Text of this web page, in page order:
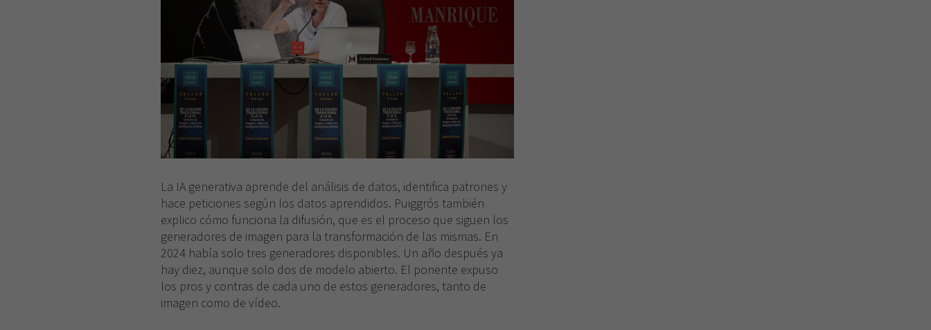
La IA generativa aprende del análisis de datos, identifica patrones y
hace peticiones según los datos aprendidos. Puiggrós también
explico cómo funciona la difusión, que es el proceso que siguen los
generadores de imagen para la transformación de las mismas. En
2024 había solo tres generadores disponibles. Un año después ya
hay diez, aunque solo dos de modelo abierto. El ponente expuso
los pros y contras de cada uno de estos generadores, tanto de
imagen como de vídeo.